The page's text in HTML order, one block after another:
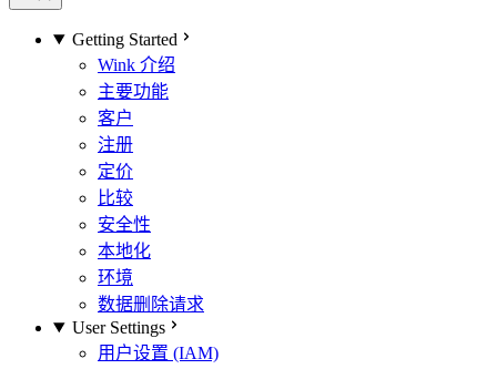
Getting Started
Wink 介绍
主要功能
客户
注册
定价
比较
安全性
本地化
环境
数据删除请求
User Settings
用户设置 (IAM)